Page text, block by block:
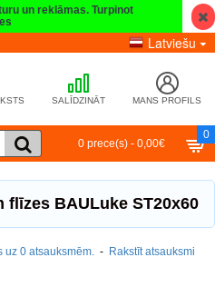
un reklāmas. Turpinot
Latviešu
SALĪDZINĀT MANS PROFILS
0 prece(s) - 0,00€
0
flīzes BAULuke ST20x60
uz 0 atsauksmēm. - Rakstīt atsauksmi